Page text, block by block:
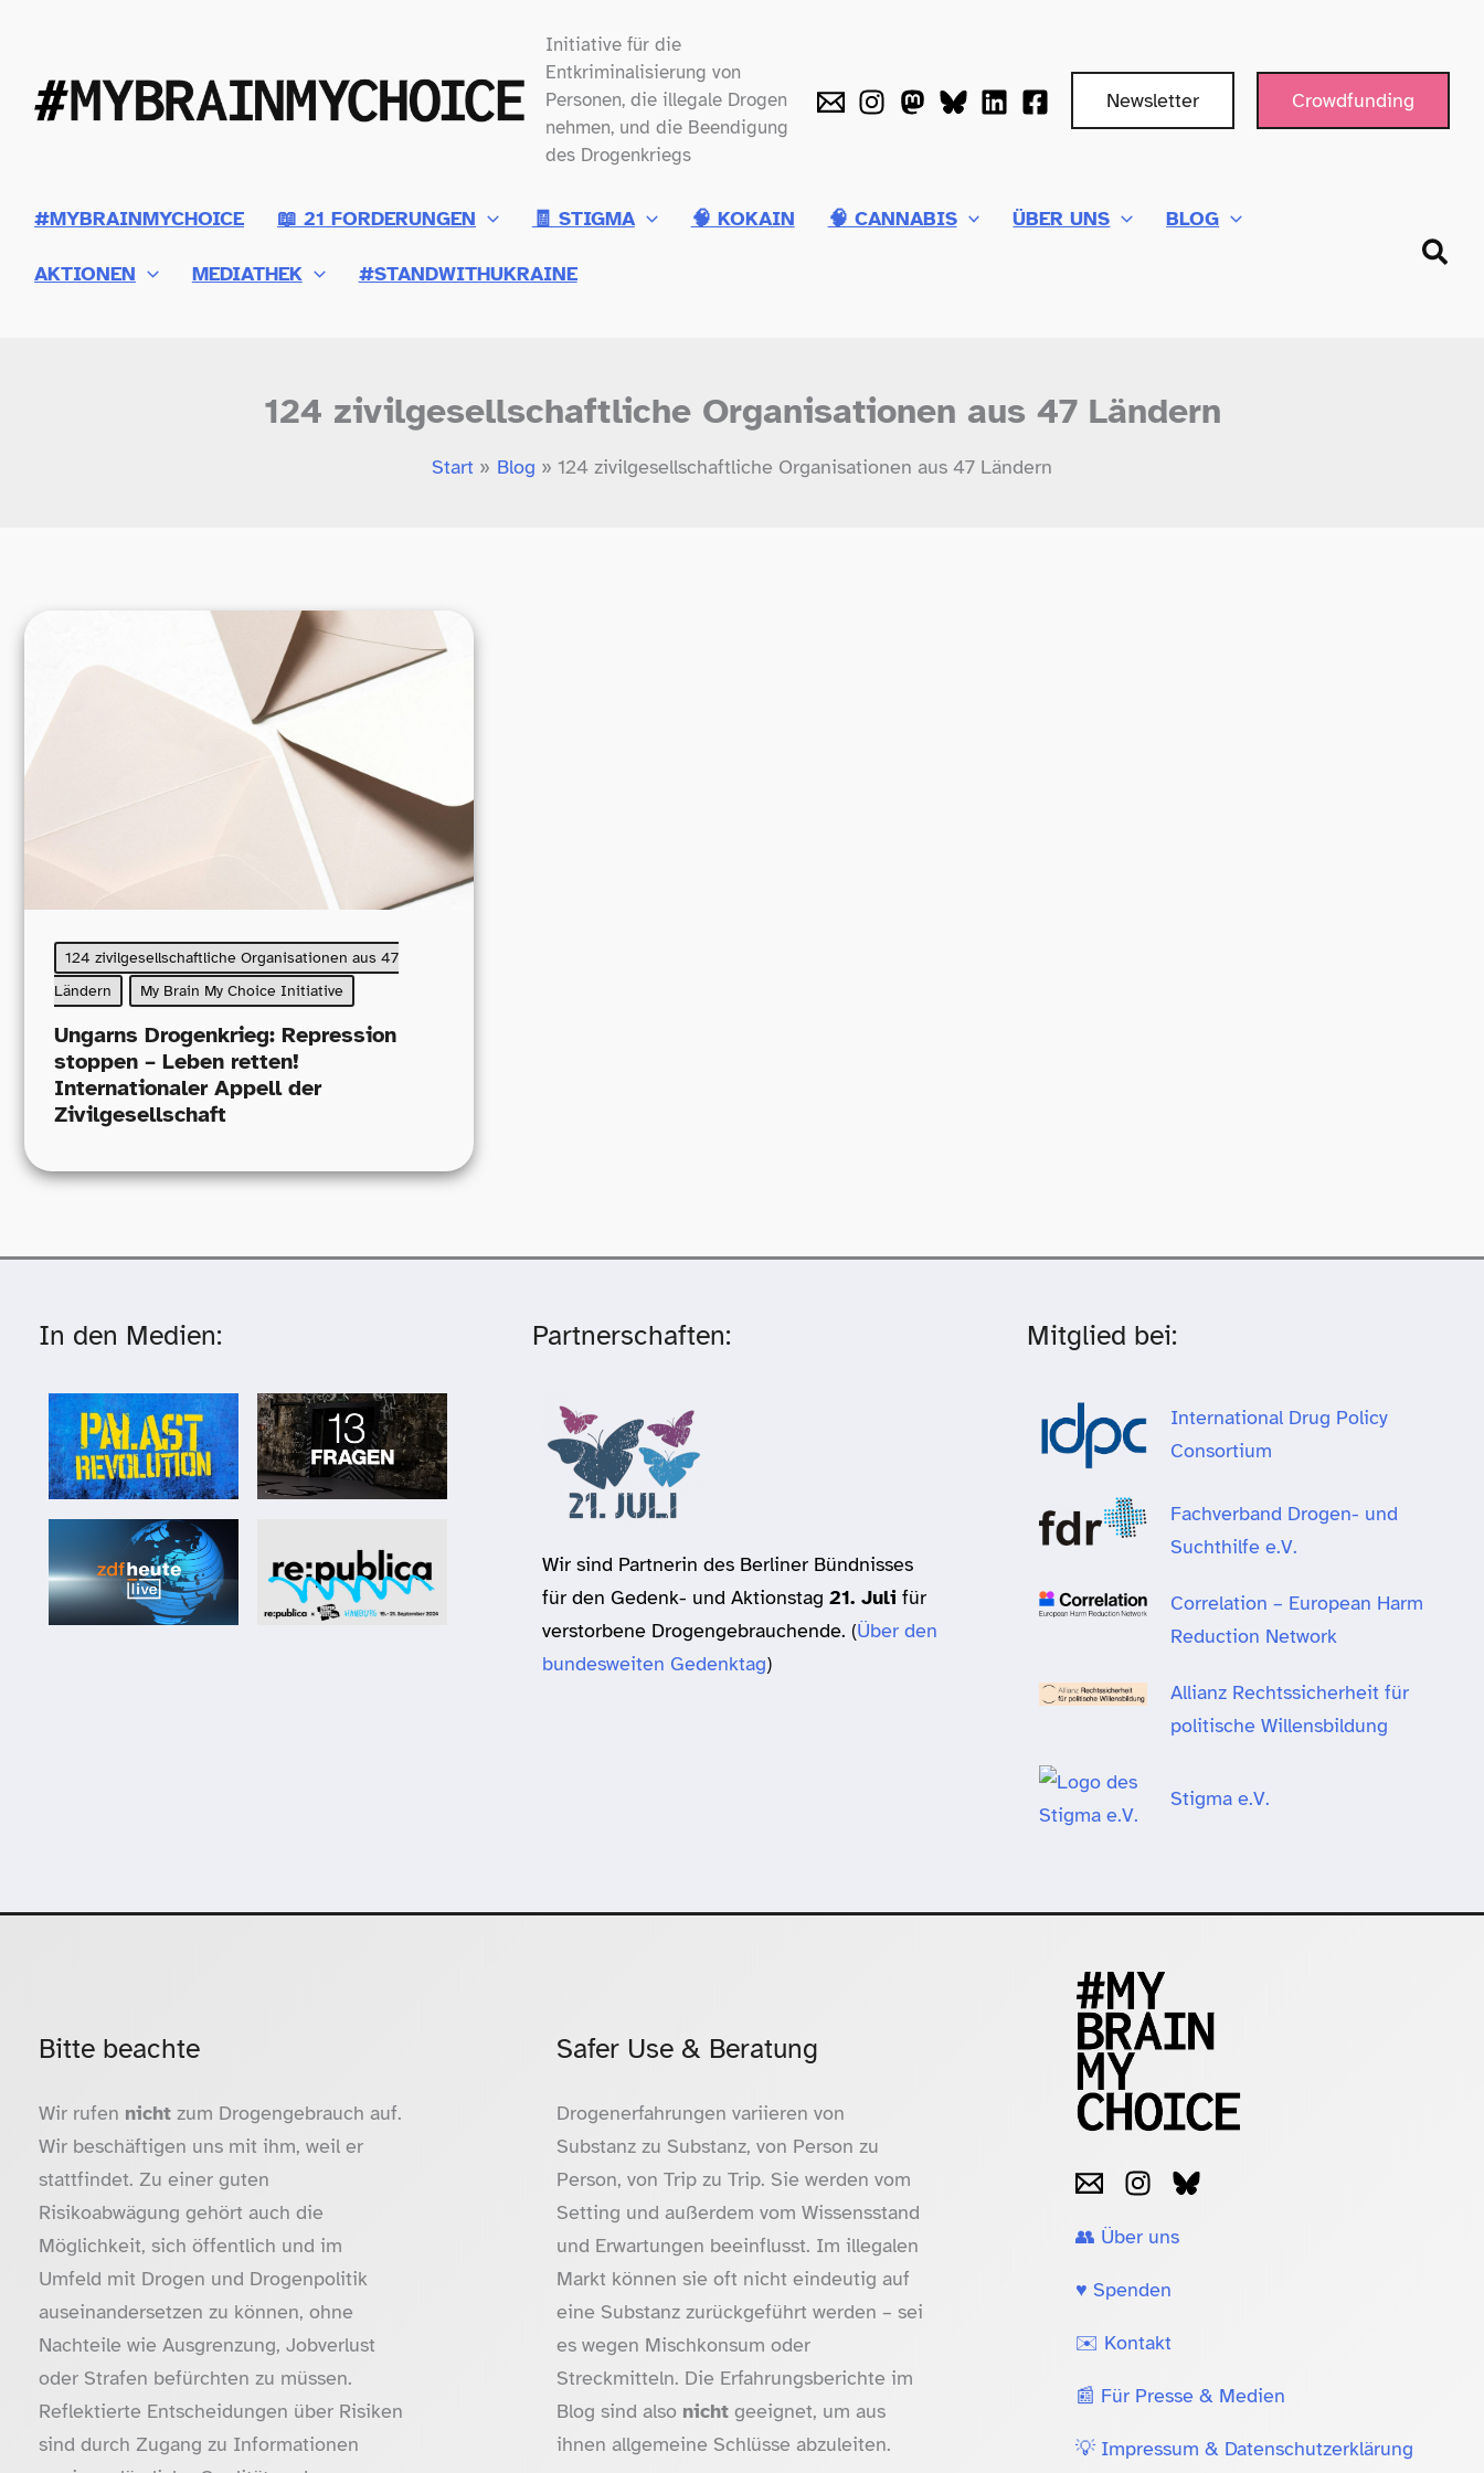
springen
Initiative für die
Entkriminalisierung von
Personen, die illegale Drogen
nehmen, und die Beendigung
des Drogenkriegs
Newsletter Crowdfunding
#MYBRAINMYCHOICE 📖 21 FORDERUNGEN 🧾 STIGMA 🧠 KOKAIN 🧠 CANNABIS ÜBER UNS BLOG
AKTIONEN MEDIATHEK #STANDWITHUKRAINE
124 zivilgesellschaftliche Organisationen aus 47 Ländern
Start Blog 124 zivilgesellschaftliche Organisationen aus 47 Ländern
124 zivilgesellschaftliche Organisationen aus 47
Ländern
My Brain My Choice Initiative
Ungarns Drogenkrieg: Repression
stoppen – Leben retten!
Internationaler Appell der
Zivilgesellschaft
In den Medien: Partnerschaften:
Wir sind Partnerin des Berliner Bündnisses
für den Gedenk- und Aktionstag21. Juli für
verstorbene Drogengebrauchende. (Über den
bundesweiten Gedenktag)
Mitglied bei:
International Drug Policy
Consortium
Fachverband Drogen- und
Suchthilfe e.V.
Correlation – European Harm
Reduction Network
Allianz Rechtssicherheit für
politische Willensbildung
Stigma e.V.
Bitte beachte
Wir rufen nicht zum Drogengebrauch auf.
Wir beschäftigen uns mit ihm, weil er
stattfindet. Zu einer guten
Risikoabwägung gehört auch die
Möglichkeit, sich öffentlich und im
Umfeld mit Drogen und Drogenpolitik
auseinandersetzen zu können, ohne
Nachteile wie Ausgrenzung, Jobverlust
oder Strafen befürchten zu müssen.
Reflektierte Entscheidungen über Risiken
sind durch Zugang zu Informationen
Safer Use & Beratung
Drogenerfahrungen variieren von
Substanz zu Substanz, von Person zu
Person, von Trip zu Trip. Sie werden vom
Setting und außerdem vom Wissensstand
und Erwartungen beeinflusst. Im illegalen
Markt können sie oft nicht eindeutig auf
eine Substanz zurückgeführt werden – sei
es wegen Mischkonsum oder
Streckmitteln. Die Erfahrungsberichte im
Blog sind also nicht geeignet, um aus
ihnen allgemeine Schlüsse abzuleiten.
👥 Über uns
♥️ Spenden
✉️ Kontakt
📰 Für Presse & Medien
💡 Impressum & Datenschutzerklärung